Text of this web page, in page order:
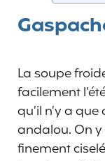
La soupe
facilement
qu’il n’y a
andalou. On
finement